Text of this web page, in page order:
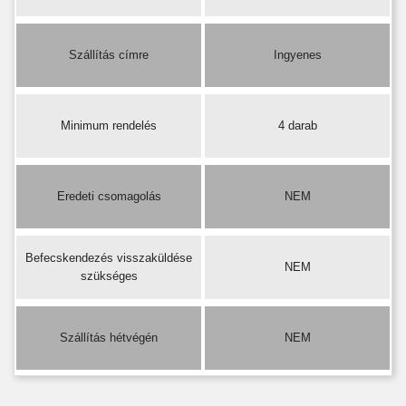
Szállítás címre Ingyenes
Minimum rendelés 4 darab
Eredeti csomagolás NEM
Befecskendezés visszaküldése
szükséges
NEM
Szállítás hétvégén NEM